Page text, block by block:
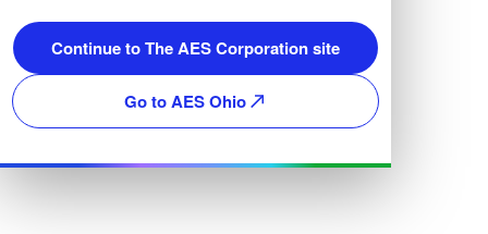
Continue to The AES Corporation site
Go to AES Ohio